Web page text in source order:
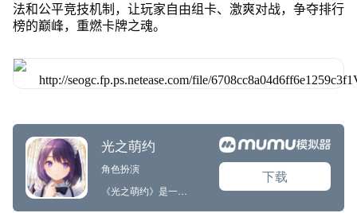
法和公平竞技机制，让玩家自由组卡、激爽对战，争夺排行
榜的巅峰，重燃卡牌之魂。